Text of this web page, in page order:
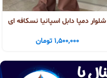
شلوار دمپا دابل اسپانیا نسکافه ای
1,500,000 تومان